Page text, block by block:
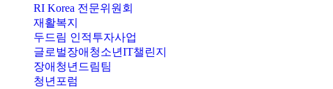
RI Korea 전문위원회
재활복지
두드림 인적투자사업
글로벌장애청소년IT챌린지
장애청년드림팀
청년포럼